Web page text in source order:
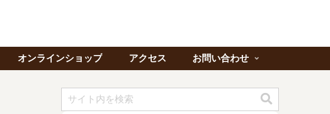
オンラインショップ アクセス お問い合わせ